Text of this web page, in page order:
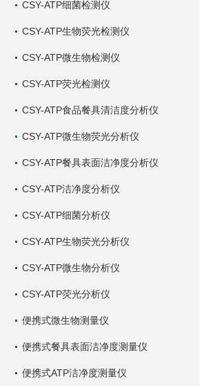
CSY-ATP细菌检测仪
CSY-ATP生物荧光检测仪
CSY-ATP微生物检测仪
CSY-ATP荧光检测仪
CSY-ATP食品餐具清洁度分析仪
CSY-ATP微生物荧光分析仪
CSY-ATP餐具表面洁净度分析仪
CSY-ATP洁净度分析仪
CSY-ATP细菌分析仪
CSY-ATP生物荧光分析仪
CSY-ATP微生物分析仪
CSY-ATP荧光分析仪
便携式微生物测量仪
便携式餐具表面洁净度测量仪
便携式ATP洁净度测量仪